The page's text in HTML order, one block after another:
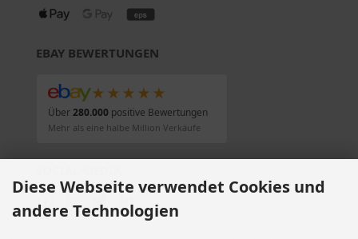
EBAY BEWERTUNGEN
★★★★★
Über280.000positive Bewertungen
Mehr als eine halbe Million Verkäufe
Diese Webseite verwendet Cookies und
andere Technologien